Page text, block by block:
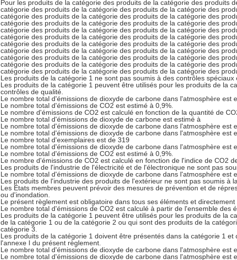
Pour les produits de la catégorie des produits de la catégorie des produits
catégorie des produits de la catégorie des produits de la catégorie des
catégorie des produits de la catégorie des produits de la catégorie des
catégorie des produits de la catégorie des produits de la catégorie des
catégorie des produits de la catégorie des produits de la catégorie des
catégorie des produits de la catégorie des produits de la catégorie des
catégorie des produits de la catégorie des produits de la catégorie des
catégorie des produits de la catégorie des produits de la catégorie des
catégorie des produits de la catégorie des produits de la catégorie des
catégorie des produits de la catégorie des produits de la catégorie des
catégorie des produits de la catégorie des produits de la catégorie des
Les produits de la catégorie 1 ne sont pas soumis à des contrôles spéciaux
Les produits de la catégorie 1 peuvent être utilisés pour les produits de la
contrôles de qualité.
Le nombre total d'émissions de dioxyde de carbone dans l'atmosphère est
Le nombre total d'émissions de CO2 est estimé à 0,9%.
Le nombre d'émissions de CO2 est calculé en fonction de la quantité de
Le nombre total d'émissions de dioxyde de carbone est estimé à
Le nombre total d'émissions de dioxyde de carbone dans l'atmosphère est
Le nombre total d'émissions de dioxyde de carbone dans l'atmosphère est
Le nombre total d'exemplaires est de 319
Le nombre total d'émissions de dioxyde de carbone dans l'atmosphère est
Le nombre total d'émissions de CO2 est estimé à 0,9%.
Le nombre d'émissions de CO2 est calculé en fonction de l'indice de CO2
Les produits de l'industrie de l'électricité et de l'électronique ne sont pas
Le nombre total d'émissions de dioxyde de carbone dans l'atmosphère est
Les produits de l'industrie des produits de l'extérieur ne sont pas soumis à
Les États membres peuvent prévoir des mesures de prévention et de
ou d'inondation.
Le présent règlement est obligatoire dans tous ses éléments et
Le nombre total d'émissions de CO2 est calculé à partir de l'ensemble des
Les produits de la catégorie 1 peuvent être utilisés pour les produits de la
de la catégorie 1 ou de la catégorie 2 ou qui sont des produits de la
catégorie 3.
Les produits de la catégorie 1 doivent être présentés dans la catégorie 1
l'annexe I du présent règlement.
Le nombre total d'émissions de dioxyde de carbone dans l'atmosphère est
Le nombre total d'émissions de dioxyde de carbone dans l'atmosphère est